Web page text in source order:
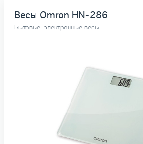
Весы Omron HN-286
Бытовые, электронные весы